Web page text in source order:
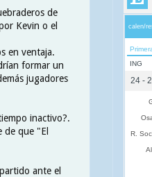
de
Kevin o el
en ventaja.
formar un
jugadores
inactivo?.
de que "El
ante el